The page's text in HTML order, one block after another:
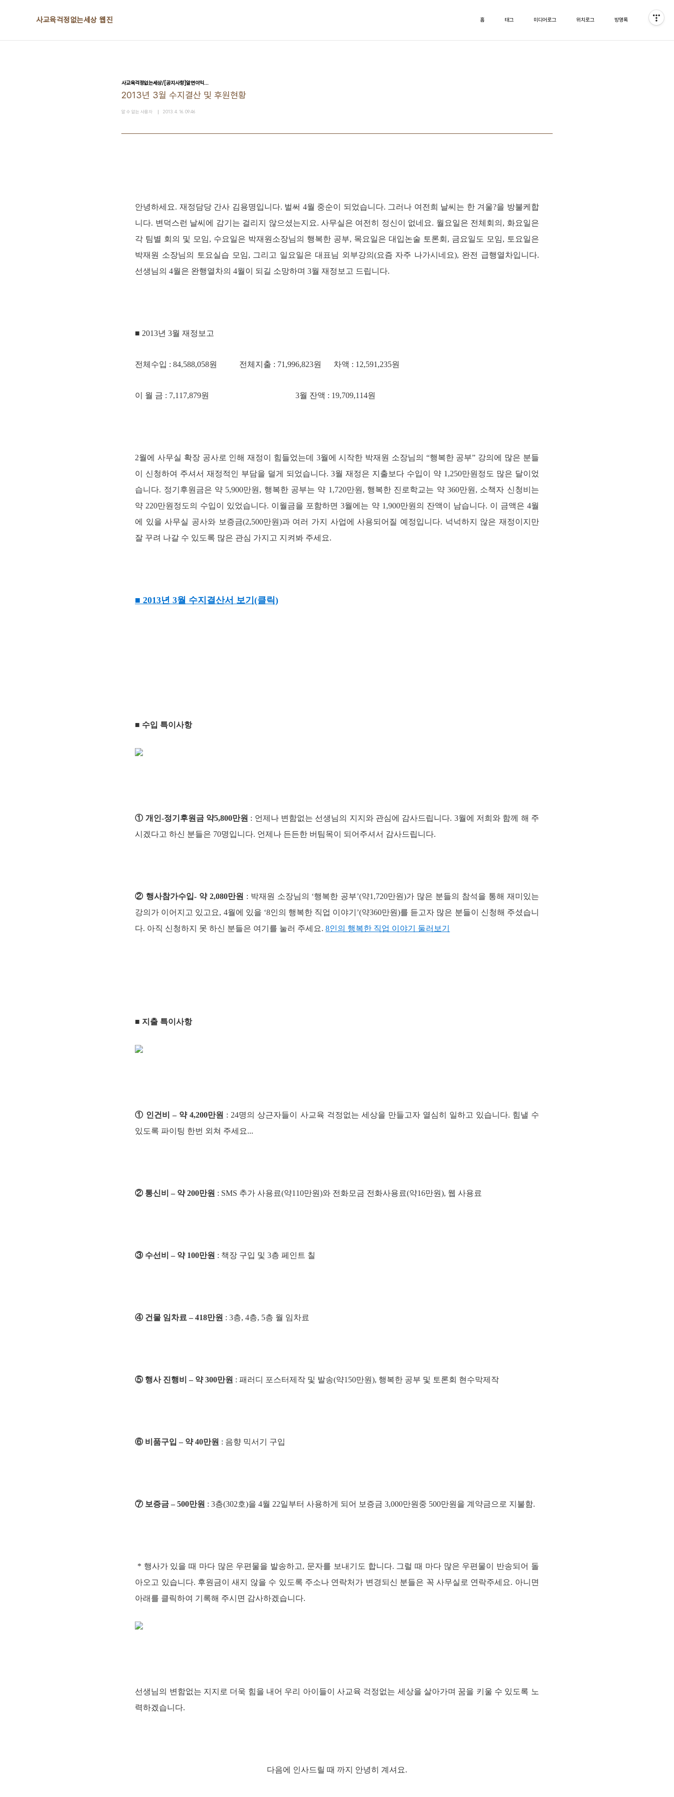
사교육걱정없는세상 웹진 홈 태그 미디어로그 위치로그 방명록
사교육걱정없는세상/[공지사항]알면이익...
2013년 3월 수지결산 및 후원현황
알 수 없는 사용자 2013. 4. 16. 09:46
안녕하세요. 재정담당 간사 김용명입니다. 벌써 4월 중순이 되었습니다. 그러나 여전희 날씨는 한 겨울?을 방불케합
니다. 변덕스런 날씨에 감기는 걸리지 않으셨는지요. 사무실은 여전히 정신이 없네요. 월요일은 전체회의, 화요일은
각 팀별 회의 및 모임, 수요일은 박재원소장님의 행복한 공부, 목요일은 대입논술 토론회, 금요일도 모임, 토요일은
박재원 소장님의 토요실습 모임, 그리고 일요일은 대표님 외부강의(요즘 자주 나가시네요), 완전 급행열차입니다.
선생님의 4월은 완행열차의 4월이 되길 소망하며 3월 재정보고 드립니다.
■ 2013년 3월 재정보고
전체수입 : 84,588,058원 전체지출 : 71,996,823원 차액 : 12,591,235원
이 월 금 : 7,117,879원 3월 잔액 : 19,709,114원
2월에 사무실 확장 공사로 인해 재정이 힘들었는데 3월에 시작한 박재원 소장님의 “행복한 공부” 강의에 많은 분들
이 신청하여 주셔서 재정적인 부담을 덜게 되었습니다. 3월 재정은 지출보다 수입이 약 1,250만원정도 많은 달이었
습니다. 정기후원금은 약 5,900만원, 행복한 공부는 약 1,720만원, 행복한 진로학교는 약 360만원, 소책자 신청비는
약 220만원정도의 수입이 있었습니다. 이월금을 포함하면 3월에는 약 1,900만원의 잔액이 남습니다. 이 금액은 4월
에 있을 사무실 공사와 보증금(2,500만원)과 여러 가지 사업에 사용되어질 예정입니다. 넉넉하지 않은 재정이지만
잘 꾸려 나갈 수 있도록 많은 관심 가지고 지켜봐 주세요.
■ 2013년 3월 수지결산서 보기(클릭)
■ 수입 특이사항
① 개인-정기후원금 약5,800만원 : 언제나 변함없는 선생님의 지지와 관심에 감사드립니다. 3월에 저희와 함께 해 주
시겠다고 하신 분들은 70명입니다. 언제나 든든한 버팀목이 되어주셔서 감사드립니다.
② 행사참가수입- 약 2,080만원 : 박재원 소장님의 ‘행복한 공부’(약1,720만원)가 많은 분들의 참석을 통해 재미있는
강의가 이어지고 있고요, 4월에 있을 ‘8인의 행복한 직업 이야기’(약360만원)를 듣고자 많은 분들이 신청해 주셨습니
다. 아직 신청하지 못 하신 분들은 여기를 눌러 주세요.8인의 행복한 직업 이야기 둘러보기
■ 지출 특이사항
① 인건비 – 약 4,200만원 : 24명의 상근자들이 사교육 걱정없는 세상을 만들고자 열심히 일하고 있습니다. 힘낼 수
있도록 파이팅 한번 외쳐 주세요...
② 통신비 – 약 200만원 : SMS 추가 사용료(약110만원)와 전화모금 전화사용료(약16만원), 웹 사용료
③ 수선비 – 약 100만원 : 책장 구입 및 3층 페인트 칠
④ 건물 임차료 – 418만원 : 3층, 4층, 5층 월 임차료
⑤ 행사 진행비 – 약 300만원 : 패러디 포스터제작 및 발송(약150만원), 행복한 공부 및 토론회 현수막제작
⑥ 비품구입 – 약 40만원 : 음향 믹서기 구입
⑦ 보증금 – 500만원 : 3층(302호)을 4월 22일부터 사용하게 되어 보증금 3,000만원중 500만원을 계약금으로 지불함.
* 행사가 있을 때 마다 많은 우편물을 발송하고, 문자를 보내기도 합니다. 그럴 때 마다 많은 우편물이 반송되어 돌
아오고 있습니다. 후원금이 새지 않을 수 있도록 주소나 연락처가 변경되신 분들은 꼭 사무실로 연락주세요. 아니면
아래를 클릭하여 기록해 주시면 감사하겠습니다.
선생님의 변함없는 지지로 더욱 힘을 내어 우리 아이들이 사교육 걱정없는 세상을 살아가며 꿈을 키울 수 있도록 노
력하겠습니다.
다음에 인사드릴 때 까지 안녕히 계셔요.